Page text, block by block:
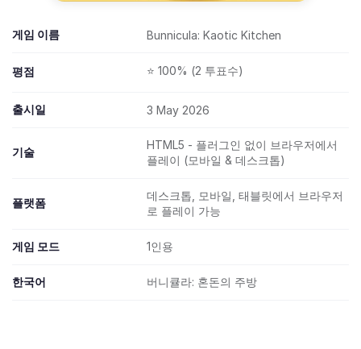
게임 이름 Bunnicula: Kaotic Kitchen
평점 ⭐ 100% (2 투표수)
출시일 3 May 2026
기술
HTML5 - 플러그인 없이 브라우저에서
플레이 (모바일 & 데스크톱)
플랫폼
데스크톱, 모바일, 태블릿에서 브라우저
로 플레이 가능
게임 모드 1인용
한국어 버니큘라: 혼돈의 주방